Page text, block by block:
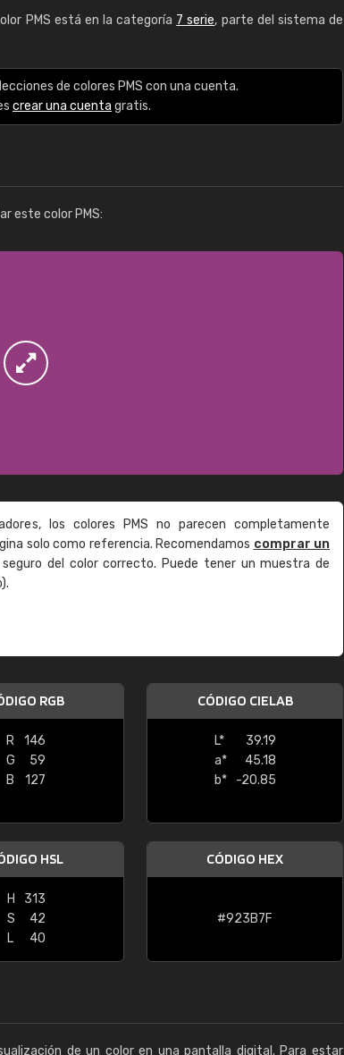
PMS está en la categoría 7 serie, parte del sistema de
de colores PMS con una cuenta.
crear una cuenta gratis.
este color PMS:
los colores PMS no parecen completamente
solo como referencia. Recomendamos comprar un
del color correcto. Puede tener un muestra de
RGB
R
146
G
59
B
127
CÓDIGO CIELAB
L*
39.19
a*
45.18
b*
-20.85
HSL
H
313
S
42
L
40
CÓDIGO HEX
#923B7F
de un color en una pantalla digital. Para estar
"Buen servicio. No obstante No es fácil
encontrar/comprar lo que se busca"